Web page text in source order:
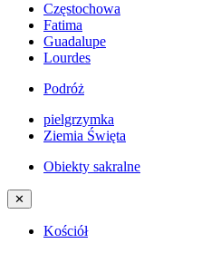
Częstochowa
Fatima
Guadalupe
Lourdes
Podróż
pielgrzymka
Ziemia Święta
Obiekty sakralne
✕
Kościół